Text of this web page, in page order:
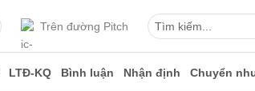
Trên đường Pitch
LTĐ-KQ Bình luận Nhận định Chuyển